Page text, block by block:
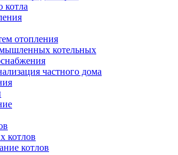
котла
отопления
котельных
частного дома
котлов
котлов